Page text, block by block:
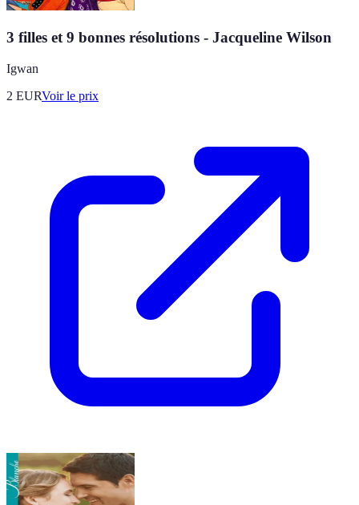
3 filles et 9 bonnes résolutions - Jacqueline Wilson
Igwan
2 EURVoir le prix